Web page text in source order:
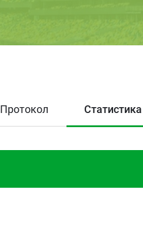
Протокол Статистика